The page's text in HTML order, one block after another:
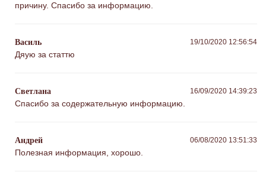
причину. Спасибо за информацию.
Василь 19/10/2020 12:56:54
Дяую за статтю
Светлана 16/09/2020 14:39:23
Спасибо за содержательную информацию.
Андрей 06/08/2020 13:51:33
Полезная информация, хорошо.